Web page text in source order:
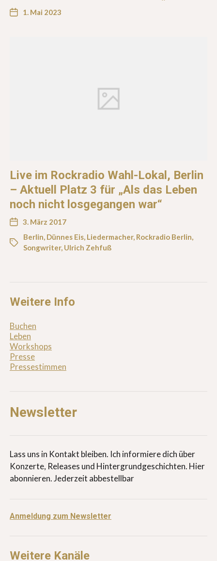
1. Mai 2023
Live im Rockradio Wahl-Lokal, Berlin
– Aktuell Platz 3 für „Als das Leben
noch nicht losgegangen war“
3. März 2017
Berlin Dünnes Eis Liedermacher, Rockradio Berlin
Songwriter, Ulrich Zehfuß
Weitere Info
Buchen
Leben
Workshops
Presse
Pressestimmen
Newsletter
Lass uns in Kontakt bleiben. Ich informiere dich über
Konzerte, Releases und Hintergrundgeschichten. Hier
abonnieren. Jederzeit abbestellbar
Anmeldung zum Newsletter
Weitere Kanäle